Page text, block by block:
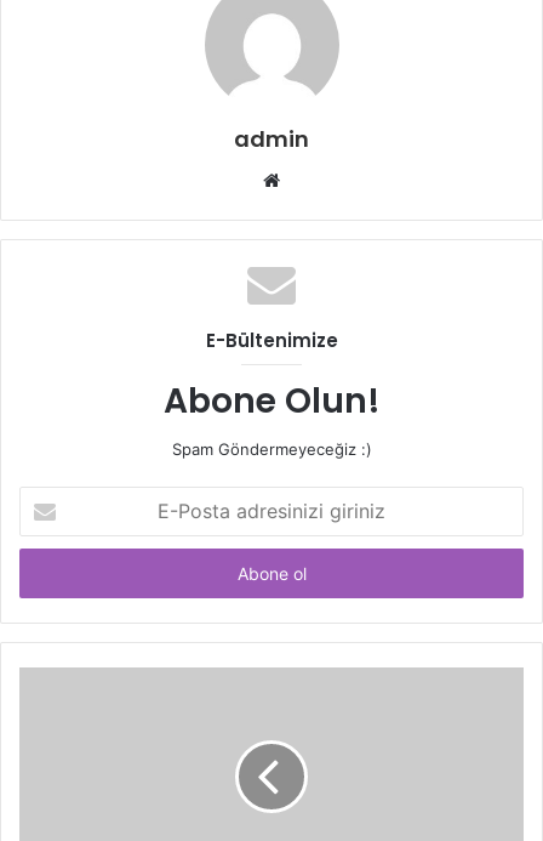
admin
Web
E-Bültenimize
Abone Olun!
Spam Göndermeyeceğiz :)
Posta
adresinizi